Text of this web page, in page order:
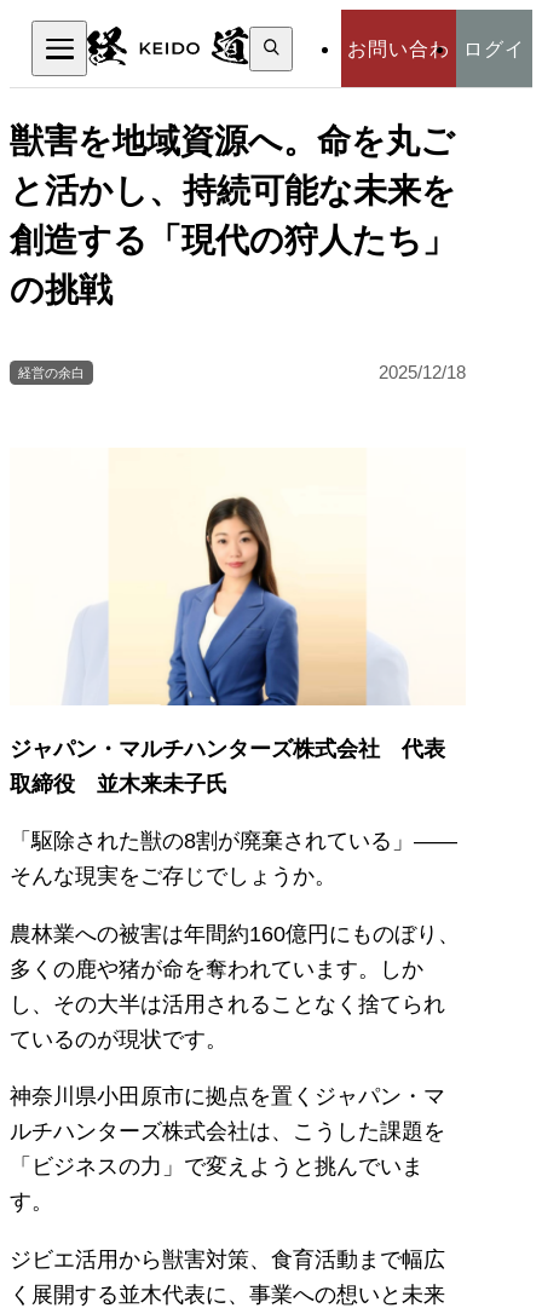
お問い合わ
せ
ログイ
検
索:
検索
獣害を地域資源へ。命を丸ご
と活かし、持続可能な未来を
創造する「現代の狩人たち」
の挑戦
経営の余白 2025/12/18
ジャパン・マルチハンターズ株式会社 代表
取締役 並木来未子氏
「駆除された獣の8割が廃棄されている」――
そんな現実をご存じでしょうか。
農林業への被害は年間約160億円にものぼり、
多くの鹿や猪が命を奪われています。しか
し、その大半は活用されることなく捨てられ
ているのが現状です。
神奈川県小田原市に拠点を置くジャパン・マ
ルチハンターズ株式会社は、こうした課題を
「ビジネスの力」で変えようと挑んでいま
す。
ジビエ活用から獣害対策、食育活動まで幅広
く展開する並木代表に、事業への想いと未来